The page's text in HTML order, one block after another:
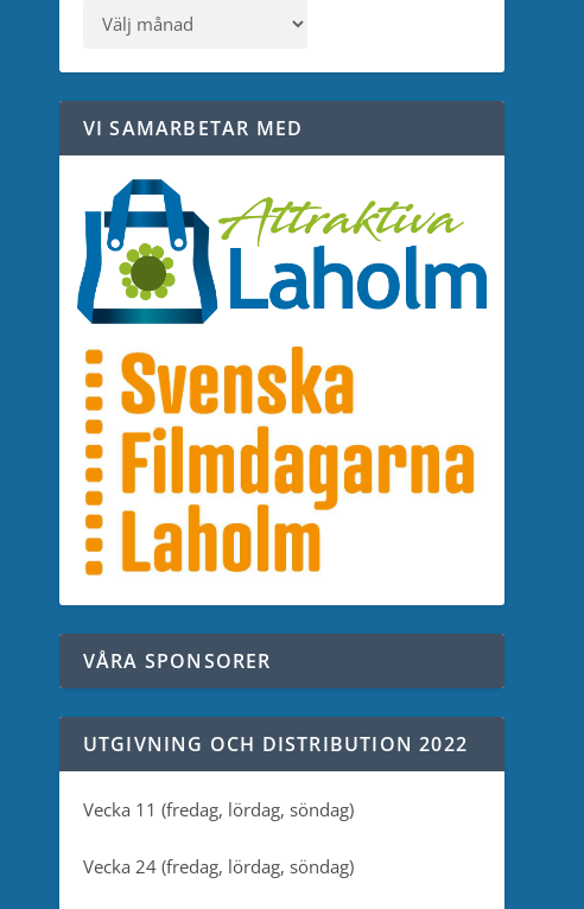
VI SAMARBETAR MED
VÅRA SPONSORER
UTGIVNING OCH DISTRIBUTION 2022
Vecka 11 (fredag, lördag, söndag)
Vecka 24 (fredag, lördag, söndag)